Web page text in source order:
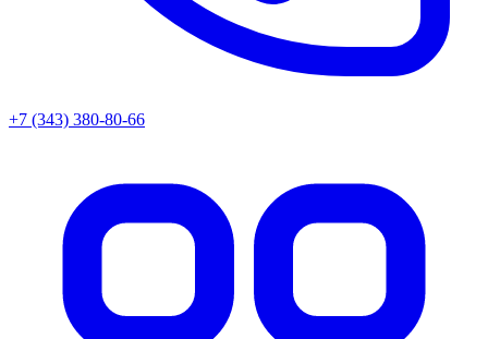
+7 (343) 380-80-66